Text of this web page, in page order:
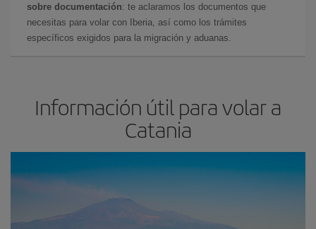
sobre documentación: te aclaramos los documentos que
necesitas para volar con Iberia, así como los trámites
específicos exigidos para la migración y aduanas.
Información útil para volar a
Catania